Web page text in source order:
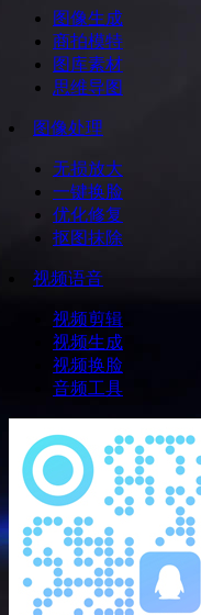
图像生成
商拍模特
图库素材
思维导图
图像处理
无损放大
一键换脸
优化修复
抠图抹除
视频语音
视频剪辑
视频生成
视频换脸
音频工具